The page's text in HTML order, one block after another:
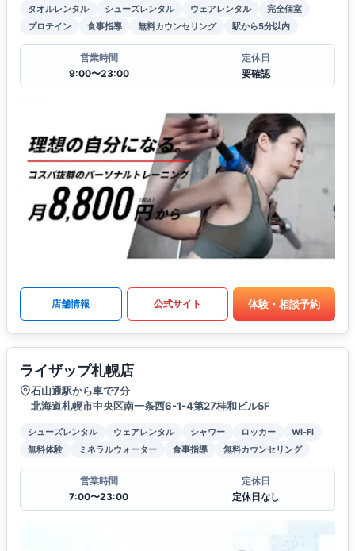
タオルレンタル シューズレンタル ウェアレンタル
完全個室
プロテイン
食事指導 無料カウンセリング 駅から5分以内
営業時間
9:00〜23:00
定休日
要確認
店舗情報 公式サイト 体験・相談予約
ライザップ札幌店
石山通駅から車で7分
北海道札幌市中央区南一条西6-1-4第27桂和ビル5F
シューズレンタル ウェアレンタル シャワー ロッカー
Wi-Fi
無料体験
ミネラルウォーター 食事指導 無料カウンセリング
営業時間
7:00〜23:00
定休日
定休日なし